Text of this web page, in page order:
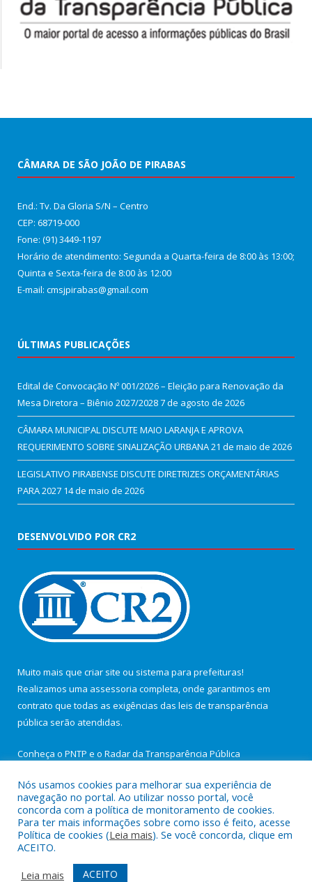
CÂMARA DE SÃO JOÃO DE PIRABAS
End.: Tv. Da Gloria S/N – Centro
CEP: 68719-000
Fone: (91) 3449-1197
Horário de atendimento: Segunda a Quarta-feira de 8:00 às 13:00;
Quinta e Sexta-feira de 8:00 às 12:00
E-mail: cmsjpirabas@gmail.com
ÚLTIMAS PUBLICAÇÕES
Edital de Convocação Nº 001/2026 – Eleição para Renovação da
Mesa Diretora – Biênio 2027/20287 de agosto de 2026
CÂMARA MUNICIPAL DISCUTE MAIO LARANJA E APROVA
REQUERIMENTO SOBRE SINALIZAÇÃO URBANA21 de maio de 2026
LEGISLATIVO PIRABENSE DISCUTE DIRETRIZES ORÇAMENTÁRIAS
PARA 2027 14 de maio de 2026
DESENVOLVIDO POR CR2
Muito mais que criar site ou sistema para prefeituras!
Realizamos uma assessoria completa, onde garantimos em
contrato que todas as exigências das leis de transparência
pública serão atendidas.
Conheça o PNTP e o Radar da Transparência Pública
Todos os direitos reservados a Câmara Municipal de São João de
Pirabas.
Mapa do Site
Acessar Área Administrativa
Nós usamos cookies para melhorar sua experiência de
navegação no portal. Ao utilizar nosso portal, você
concorda com a política de monitoramento de cookies.
Para ter mais informações sobre como isso é feito, acesse
Política de cookies (Leia mais). Se você concorda, clique em
ACEITO.
Leia mais
ACEITO